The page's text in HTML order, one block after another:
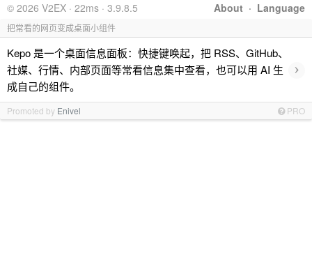
About · Language
© 2026 V2EX · 22ms · 3.9.8.5
把常看的网页变成桌面小组件
Kepo 是一个桌面信息面板：快捷键唤起，把 RSS、GitHub、
社媒、行情、内部页面等常看信息集中查看，也可以用 AI 生
成自己的组件。
›
Promoted by Enivel PRO